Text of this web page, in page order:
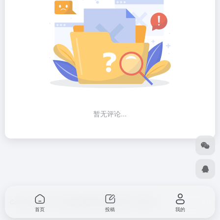
暂无评论...
Copyright © 2026 冀ICP备2025118063号-1
首页 投稿 我的